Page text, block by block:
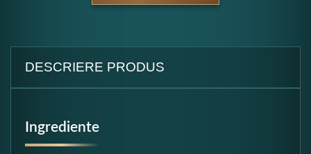
DESCRIERE PRODUS
Ingrediente